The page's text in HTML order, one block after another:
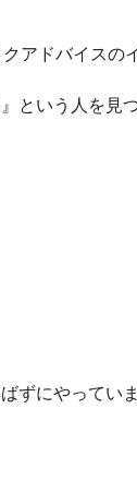
アドバイスの
という人を見
ずにやっていま